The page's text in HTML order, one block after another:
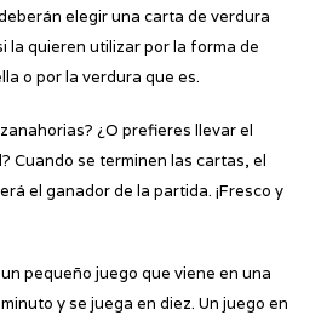
elegir una carta de verdura
la quieren utilizar por la forma de
o por la verdura que es.
¿O prefieres llevar el
Cuando se terminen las cartas, el
el ganador de la partida. ¡Fresco y
pequeño juego que viene en una
y se juega en diez. Un juego en